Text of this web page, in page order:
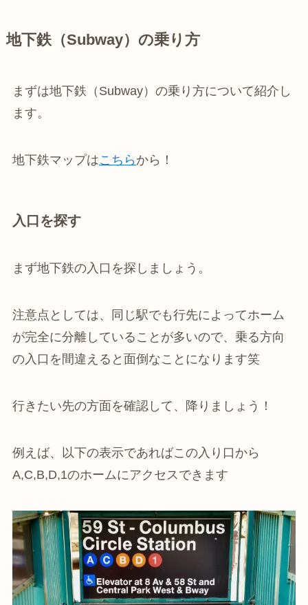
地下鉄（Subway）の乗り方
まずは地下鉄（Subway）の乗り方について紹介し
ます。
地下鉄マップはこちら から！
入口を探す
まず地下鉄の入口を探しましょう。
注意点としては、同じ駅でも行先によってホーム
が完全に分離していることが多いので、乗る方向
の入口を間違えると面倒なことになります笑
行きたい先の方面を確認して、降りましょう！
例えば、以下の表示であればこの入り口から
A,C,B,D,1のホームにアクセスできます